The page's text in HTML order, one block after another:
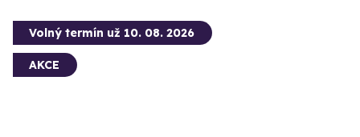
Volný termín už 10. 08. 2026
AKCE